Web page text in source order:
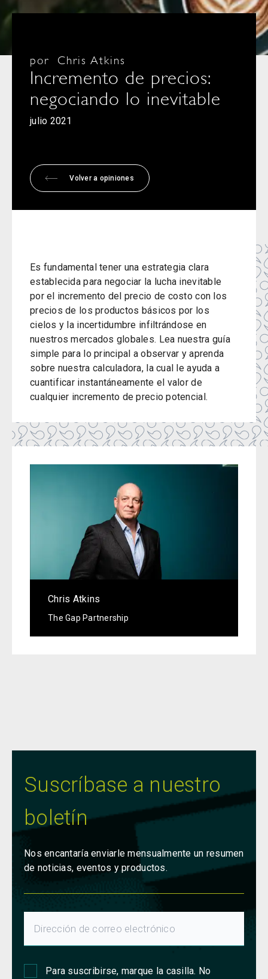
julio 2021
Incremento de precios:
negociando lo inevitable
por Chris Atkins
Volver a opiniones
Es fundamental tener una estrategia clara
establecida para negociar la lucha inevitable
por el incremento del precio de costo con los
precios de los productos básicos por los
cielos y la incertidumbre infiltrándose en
nuestros mercados globales. Lea nuestra guía
simple para lo principal a observar y aprenda
sobre nuestra calculadora, la cual le ayuda a
cuantificar instantáneamente el valor de
cualquier incremento de precio potencial.
Chris Atkins
The Gap Partnership
Suscríbase a nuestro
boletín
Nos encantaría enviarle mensualmente un resumen
de noticias, eventos y productos.
Para suscribirse, marque la casilla. No